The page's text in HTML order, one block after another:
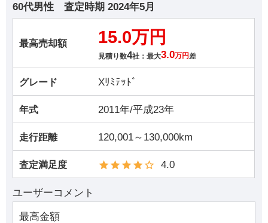
60代男性 査定時期 2024年5月
最高売却額 15.0万円
見積り数4社：最大3.0万円 差
グレード Xﾘﾐﾃｯﾄﾞ
年式 2011年/平成23年
走行距離 120,001～130,000km
査定満足度 4.0
ユーザーコメント
最高金額